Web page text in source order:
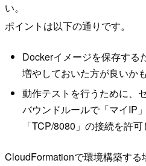
い。
ポイントは以下の通りです。
Dockerイメージを保存する
増やしておいた方が良いか
動作テストを行うために、
バウンドルールで「マイIP
「TCP/8080」の接続を許可
CloudFormationで環境構築す